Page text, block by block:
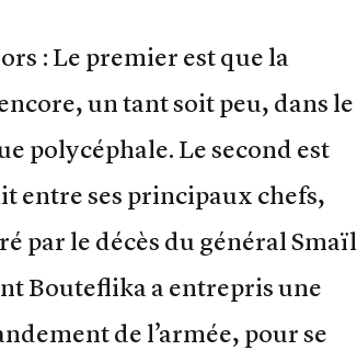
: Le premier est que la
un tant soit peu, dans le
polycéphale. Le second est
entre ses principaux chefs,
par le décès du général Smaïl
Bouteflika a entrepris une
de l’armée, pour se